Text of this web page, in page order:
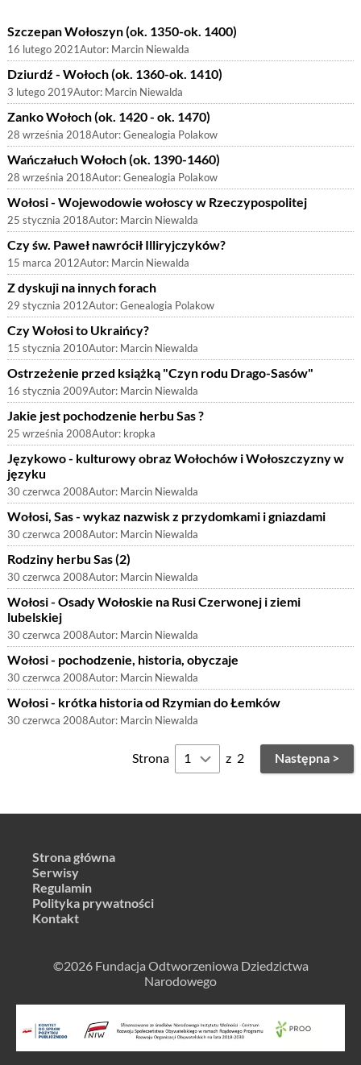
Szczepan Wołoszyn (ok. 1350-ok. 1400)
16 lutego 2021Autor: Marcin Niewalda
Dziurdź - Wołoch (ok. 1360-ok. 1410)
3 lutego 2019Autor: Marcin Niewalda
Zanko Wołoch (ok. 1420 - ok. 1470)
28 września 2018Autor:Genealogia Polakow
Wańczałuch Wołoch (ok. 1390-1460)
28 września 2018Autor:Genealogia Polakow
Wołosi - Wojewodowie wołoscy w Rzeczypospolitej
25 stycznia 2018Autor: Marcin Niewalda
Czy św. Paweł nawrócił Illiryjczyków?
15 marca 2012Autor: Marcin Niewalda
Z dyskuji na innych forach
29 stycznia 2012Autor:Genealogia Polakow
Czy Wołosi to Ukraińcy?
15 stycznia 2010Autor: Marcin Niewalda
Ostrzeżenie przed książką "Czyn rodu Drago-Sasów"
16 stycznia 2009Autor: Marcin Niewalda
Jakie jest pochodzenie herbu Sas ?
25 września 2008Autor: kropka
Językowo - kulturowy obraz Wołochów i Wołoszczyzny w
języku
30 czerwca 2008Autor: Marcin Niewalda
Wołosi, Sas - wykaz nazwisk z przydomkami i gniazdami
30 czerwca 2008Autor: Marcin Niewalda
Rodziny herbu Sas (2)
30 czerwca 2008Autor: Marcin Niewalda
Wołosi - Osady Wołoskie na Rusi Czerwonej i ziemi
lubelskiej
30 czerwca 2008Autor: Marcin Niewalda
Wołosi - pochodzenie, historia, obyczaje
30 czerwca 2008Autor: Marcin Niewalda
Wołosi - krótka historia od Rzymian do Łemków
30 czerwca 2008Autor: Marcin Niewalda
Strona z 2 Następna >
Strona główna
Serwisy
Regulamin
Polityka prywatności
Kontakt
©2026 Fundacja Odtworzeniowa Dziedzictwa
Narodowego